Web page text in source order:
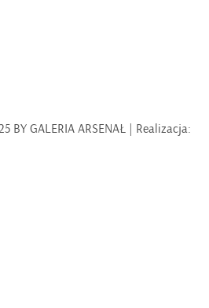
BY GALERIA ARSENAŁ | Realizacja: